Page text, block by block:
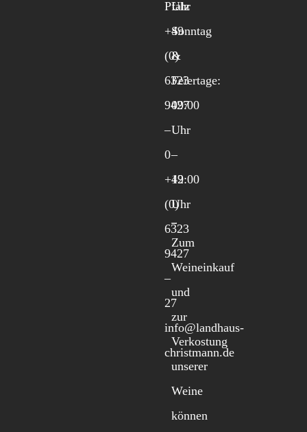
Pfalz
+49
(0)
6323
9427
–
0
+49
(0)
6323
9427
–
27
info@landhaus-
christmann.de
Uhr
Sonntag
&
Feiertage:
09:00
Uhr
–
12:00
Uhr
Zum
Weineinkauf
und
zur
Verkostung
unserer
Weine
können